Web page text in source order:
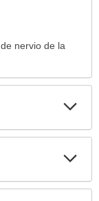
nervio de la